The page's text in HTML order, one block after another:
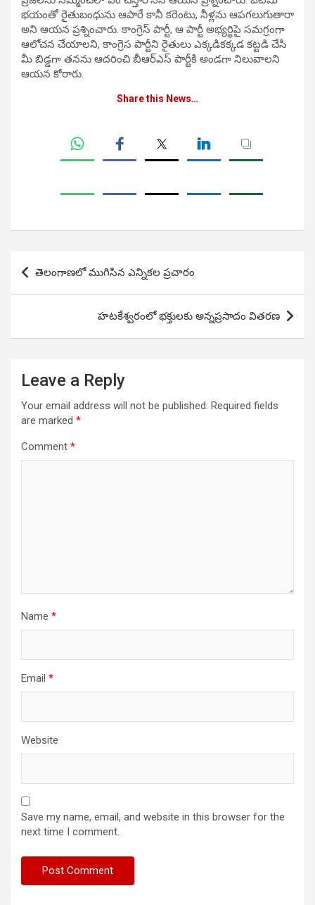
భయంతో రైతుబంధును ఆపారే కానీ కరెంటు, నీళ్లను ఆపగలుగుతారా
అని ఆయన ప్రశ్నించారు. కాంగ్రెస్‌ పార్టీ, ఆ పార్టీ అభ్యర్థిపై సమగ్రంగా
ఆలోచన చేయాలని, కాంగ్రెస పార్టీని రైతులు ఎక్కడికక్కడ కట్టడి చేసి
మీ బిడ్డగా తనను ఆదరించి బీఆర్‌ఎస్‌ పార్టీకి అండగా నిలువాలని
ఆయన కోరారు.
Share this News…
Post
navigation
తెలంగాణలో ముగిసిన ఎన్నికల ప్రచారం
హటకేశ్వరంలో భక్తులకు అన్నప్రసాదం వితరణ
Leave a Reply
Your email address will not be published. Required fields
are marked *
Comment *
Name *
Email *
Website
Save my name, email, and website in this browser for the
next time I comment.